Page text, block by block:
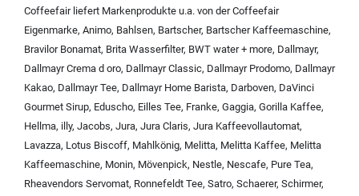
Coffeefair liefert Markenprodukte u.a. von derCoffeefair
Eigenmarke, Animo, Bahlsen, Bartscher, Bartscher Kaffeemaschine,
Bravilor Bonamat, Brita Wasserfilter, BWT water + more, Dallmayr,
Dallmayr Crema d oro, Dallmayr Classic, Dallmayr Prodomo, Dallmayr
Kakao, Dallmayr Tee, Dallmayr Home Barista, Darboven, DaVinci
Gourmet Sirup, Eduscho, Eilles Tee, Franke, Gaggia, Gorilla Kaffee,
Hellma, illy, Jacobs, Jura, Jura Claris, Jura Kaffeevollautomat,
Lavazza, Lotus Biscoff, Mahlkönig, Melitta, Melitta Kaffee, Melitta
Kaffeemaschine, Monin, Mövenpick, Nestle, Nescafe, Pure Tea,
Rheavendors Servomat, Ronnefeldt Tee, Satro, Schaerer, Schirmer,